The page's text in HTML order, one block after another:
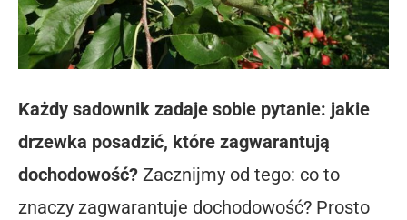
Każdy sadownik zadaje sobie pytanie: jakie
drzewka posadzić, które zagwarantują
dochodowość? Zacznijmy od tego: co to
znaczy zagwarantuje dochodowość? Prosto